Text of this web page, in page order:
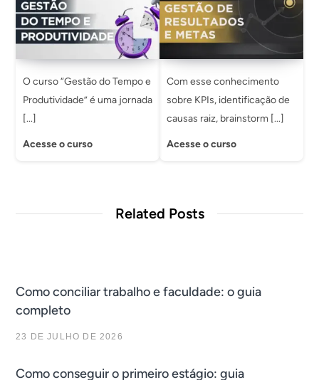
O curso “Gestão do Tempo e
Produtividade” é uma jornada
[...]
Acesse o curso
Com esse conhecimento
sobre KPIs, identificação de
causas raiz, brainstorm [...]
Acesse o curso
Related Posts
Como conciliar trabalho e faculdade: o guia
completo
23 DE JULHO DE 2026
Como conseguir o primeiro estágio: guia